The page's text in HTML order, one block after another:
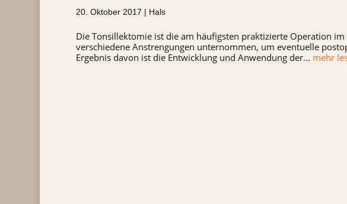
20. Oktober 2017 | Hals
Die Tonsillektomie ist die am häufigsten praktizierte Operation
verschiedene Anstrengungen unternommen, um eventuelle
Ergebnis davon ist die Entwicklung und Anwendung der... mehr